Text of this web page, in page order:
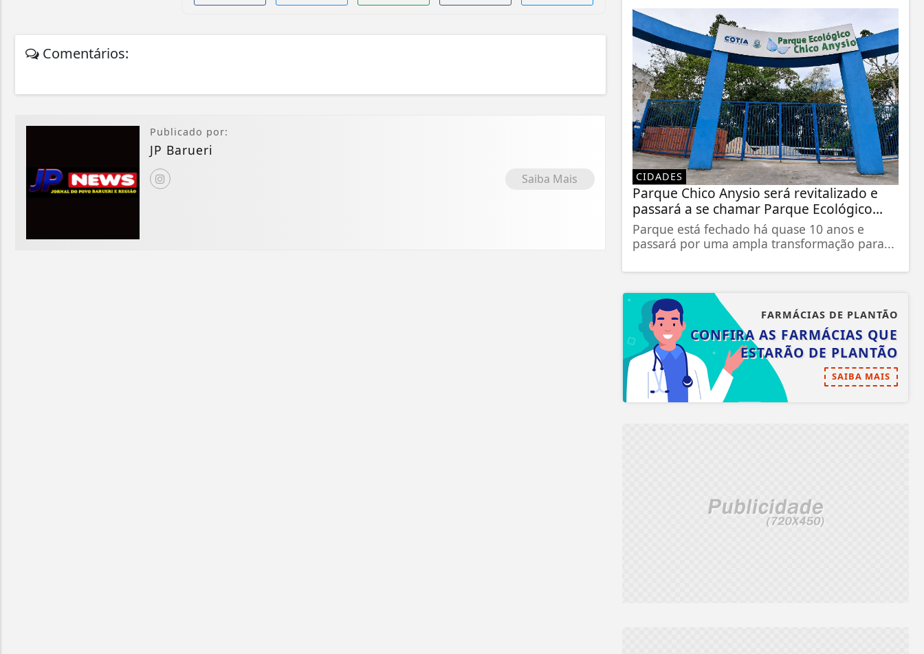
Comentários:
Publicado por:
JP Barueri
Saiba Mais CIDADES
Parque Chico Anysio será revitalizado e
passará a se chamar Parque Ecológico...
Parque está fechado há quase 10 anos e
passará por uma ampla transformação para...
FARMÁCIAS DE PLANTÃO
CONFIRA AS FARMÁCIAS QUE
ESTARÃO DE PLANTÃO
SAIBA MAIS